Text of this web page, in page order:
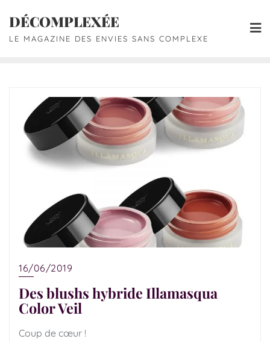
DÉCOMPLEXÉE
LE MAGAZINE DES ENVIES SANS COMPLEXE
16/06/2019
Des blushs hybride Illamasqua
Color Veil
Coup de cœur !